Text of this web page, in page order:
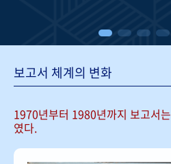
보고서 체계의 변화
1970년부터 1980년까지 보고서는
였다.